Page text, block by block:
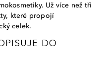
Už více než tři
které propojí
celek.
DO